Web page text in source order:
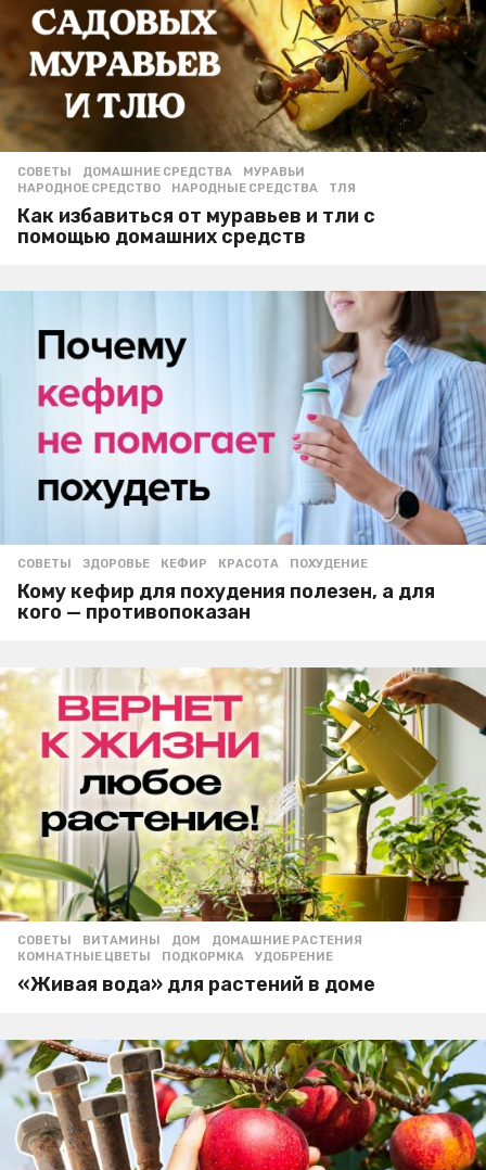
СОВЕТЫ ДОМАШНИЕ СРЕДСТВА ,МУРАВЬИ
НАРОДНОЕ СРЕДСТВО
,НАРОДНЫЕ СРЕДСТВА ,ТЛЯ
Как избавиться от муравьев и тли с
помощью домашних средств
СОВЕТЫ ЗДОРОВЬЕ ,КЕФИР ,КРАСОТА ,ПОХУДЕНИЕ
Кому кефир для похудения полезен, а для
кого — противопоказан
СОВЕТЫ ВИТАМИНЫ ,ДОМ ,ДОМАШНИЕ РАСТЕНИЯ
КОМНАТНЫЕ ЦВЕТЫ
,ПОДКОРМКА ,УДОБРЕНИЕ
«Живая вода» для растений в доме